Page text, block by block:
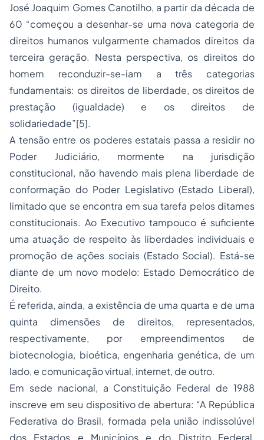
José Joaquim Gomes Canotilho, a partir da década de
60 “começou a desenhar-se uma nova categoria de
direitos humanosvulgarmente chamados direitos da
terceira geração. Nesta perspectiva, os direitos do
homem reconduzir-se-iam a três categorias
fundamentais: os direitos de liberdade, os direitos de
prestação (igualdade) e os direitos de
solidariedade”[5].
A tensão entre os poderes estatais passa a residir no
Poder Judiciário, mormente na jurisdição
constitucional, não havendo mais plena liberdade de
conformação do Poder Legislativo (Estado Liberal),
limitado que se encontra em sua tarefa pelos ditames
constitucionais. Ao Executivo tampouco é suficiente
uma atuação de respeito às liberdades individuais e
promoção de ações sociais (Estado Social). Está-se
diante de um novo modelo: Estado Democrático de
Direito.
É referida, ainda, a existência de uma quarta e de uma
quinta dimensões de direitos, representados,
respectivamente, por empreendimentos de
biotecnologia, bioética, engenharia genética, de um
lado, e comunicação virtual, internet, de outro.
Em sede nacional, a Constituição Federal de 1988
inscreve em seu dispositivo de abertura: “A República
Federativa do Brasil, formada pela união indissolúvel
dos Estados e Municípios e do Distrito Federal,